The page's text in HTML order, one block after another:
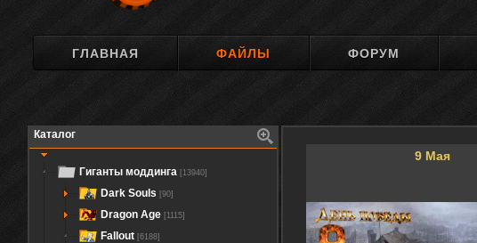
ГЛАВНАЯ ФАЙЛЫ ФОРУМ
Каталог
Гиганты моддинга [13940]
Dark Souls [90]
Dragon Age [1115]
Fallout [6188]
9 Мая